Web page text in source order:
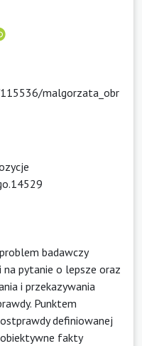
malgorzata_obr
badawczy
pytanie o lepsze oraz
i przekazywania
Punktem
definiowanej
fakty